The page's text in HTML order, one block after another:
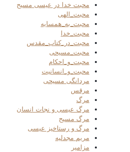
محبت خدا در عیسی مسیح
محبت_الهی
محبت_به_همسایه
محبت_خدا
محبت_در_کتاب_مقدس
محبت_مسیحی
محبت_و_احکام
محبت_و_انسانیت
مردانگی مسیحی
مرقس
مرگ
مرگ عیسی و نجات انسان
مرگ مسیح
مرگ و رستاخیز عیسی
مریم مجدلیه
مزامیر